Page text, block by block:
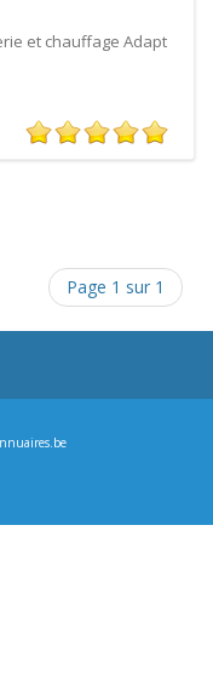
et chauffage Adapt
Page 1 sur 1